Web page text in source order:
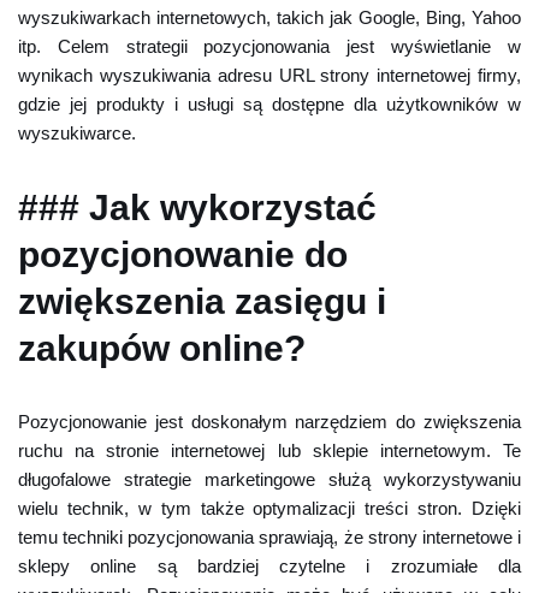
wyszukiwarkach internetowych, takich jak Google, Bing, Yahoo
itp. Celem strategii pozycjonowania jest wyświetlanie w
wynikach wyszukiwania adresu URL strony internetowej firmy,
gdzie jej produkty i usługi są dostępne dla użytkowników w
wyszukiwarce.
### Jak wykorzystać
pozycjonowanie do
zwiększenia zasięgu i
zakupów online?
Pozycjonowanie jest doskonałym narzędziem do zwiększenia
ruchu na stronie internetowej lub sklepie internetowym. Te
długofalowe strategie marketingowe służą wykorzystywaniu
wielu technik, w tym także optymalizacji treści stron. Dzięki
temu techniki pozycjonowania sprawiają, że strony internetowe i
sklepy online są bardziej czytelne i zrozumiałe dla